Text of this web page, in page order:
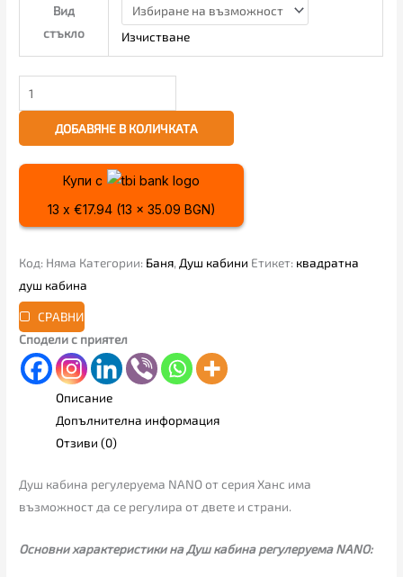
Вид
стъкло
Изчистване
ДОБАВЯНЕ В КОЛИЧКАТА
Купи с
13 x €17.94 (13 x 35.09 BGN)
Код: Няма Категории: Баня, Душ кабини Етикет: квадратна
душ кабина
СРАВНИ
Сподели с приятел
Описание
Допълнителна информация
Отзиви (0)
Душ кабина регулеруема NANO от серия Ханс има
възможност да се регулира от двете и страни.
Основни характеристики на Душ кабина регулеруема NANO: